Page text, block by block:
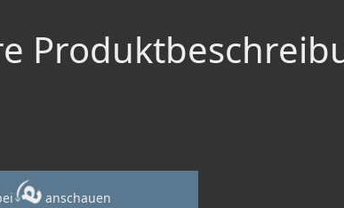
anschauen